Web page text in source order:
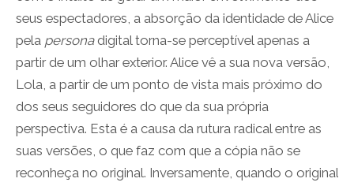
seus espectadores, a absorção da identidade de Alice
pela personadigital torna-se perceptível apenas a
partir de um olhar exterior. Alice vê a sua nova versão,
Lola, a partir de um ponto de vista mais próximo do
dos seus seguidores do que da sua própria
perspectiva. Esta é a causa da rutura radical entre as
suas versões, o que faz com que a cópia não se
reconheça no original. Inversamente, quando o original